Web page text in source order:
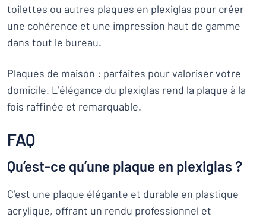
toilettes ou autres plaques en plexiglas pour créer
une cohérence et une impression haut de gamme
dans tout le bureau.
Plaques de maison : parfaites pour valoriser votre
domicile. L’élégance du plexiglas rend la plaque à la
fois raffinée et remarquable.
FAQ
Qu’est-ce qu’une plaque en plexiglas ?
C’est une plaque élégante et durable en plastique
acrylique, offrant un rendu professionnel et